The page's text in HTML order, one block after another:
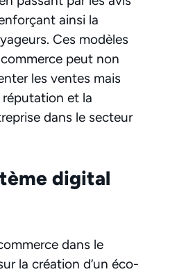
ainsi la
Ces modèles
peut non
les ventes mais
réputation et la
dans le secteur
digital
dans le
la création d’un éco-